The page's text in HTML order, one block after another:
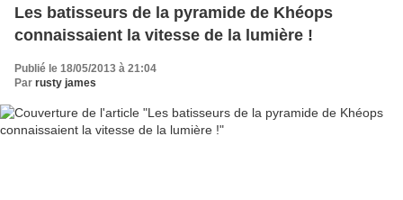
Les batisseurs de la pyramide de Khéops
connaissaient la vitesse de la lumière !
Publié le 18/05/2013 à 21:04
Par rusty james